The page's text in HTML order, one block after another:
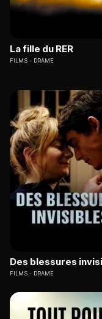
La fille du RER
FILMS DRAME
Des blessures
FILMS DRAME